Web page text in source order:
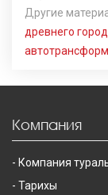
Другие
древнего
Компания
Компания
Тарихы